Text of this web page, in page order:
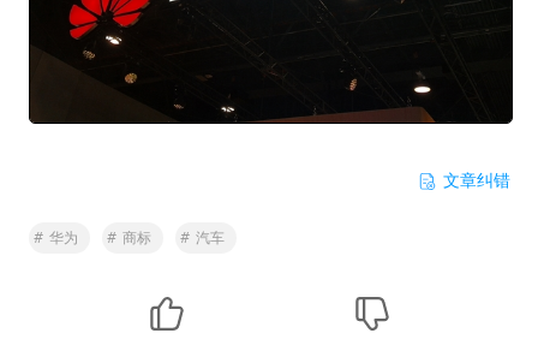
文章纠错
# 华为 # 商标 # 汽车